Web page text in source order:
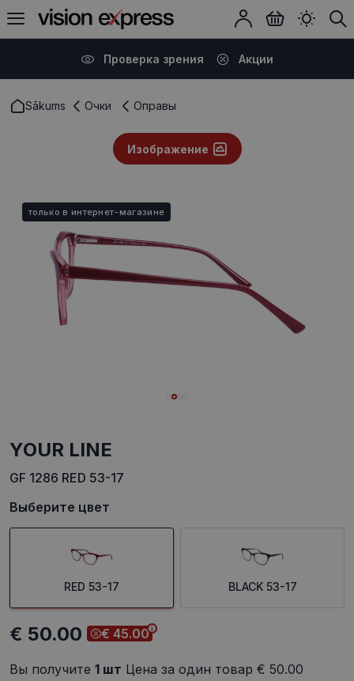
Проверка зрения Акции
Sākums Очки Оправы
Изображение
только в интернет-магазине
YOUR LINE
GF 1286 RED 53-17
Выберите цвет
RED 53-17 BLACK 53-17
€ 50.00 € 45.00
Вы получите 1 шт Цена за один товар € 50.00